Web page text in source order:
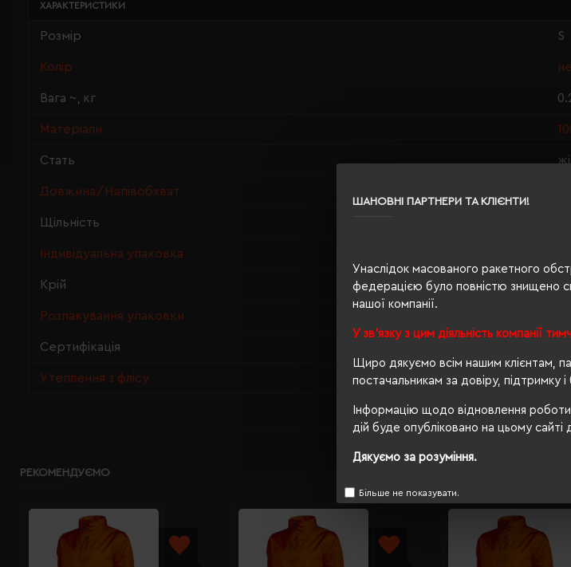
ШАНОВНІ ПАРТНЕРИ ТА КЛІЄНТИ!
Унаслідок масованого ракетного
федерацією було повністю знищено
нашої компанії.
У зв'язку з цим діяльність компанії
Щиро дякуємо всім нашим клієнтам,
постачальникам за довіру, підтримку
Інформацію щодо відновлення
дій буде опубліковано на цьому сайті
Дякуємо за розуміння.
Більше не показувати.
ХАРАКТЕРИСТИКИ
Розмір S
Колір
Вага ~, кг
Матеріали
Стать
Довжина/Напівобхват
Щільність
Індивідуальна упаковка
Крій
Розпакування упаковки
Сертифікація
Утеплення з флісу ні
РЕКОМЕНДУЄМО